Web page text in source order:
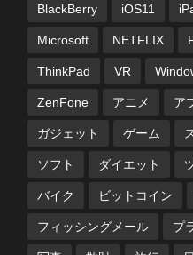
BlackBerry iOS11
Microsoft NETFLIX
ThinkPad VR
ZenFone アニメ ア
ガジェット ゲーム
ソフト ダイエット
バイク ビットコイン
フィッシングメール プ